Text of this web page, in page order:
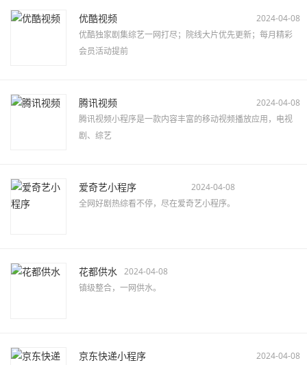
优酷视频
2024-04-08
优酷独家剧集综艺一网打尽；院线大片优先更新；每月精彩
会员活动提前
腾讯视频
2024-04-08
腾讯视频小程序是一款内容丰富的移动视频播放应用，电视
剧、综艺
爱奇艺小程序
2024-04-08
全网好剧热综看不停，尽在爱奇艺小程序。
花都供水
2024-04-08
镇级整合，一网供水。
京东快递小程序
2024-04-08